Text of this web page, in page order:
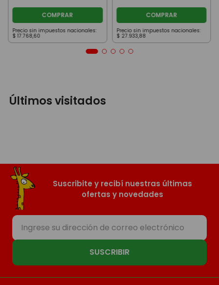
COMPRAR
Precio sin impuestos nacionales:
$ 17.768,60
COMPRAR
Precio sin impuestos nacionales:
$ 27.933,88
Últimos visitados
Suscribite y recibí nuestras últimas
ofertas y novedades
SUSCRIBIR